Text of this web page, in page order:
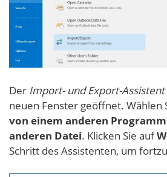
Der Import- und Export-Assistent
neuen Fenster geöffnet. Wählen
von einem anderen
anderen Datei. Klicken Sie auf
Schritt des Assistenten, um